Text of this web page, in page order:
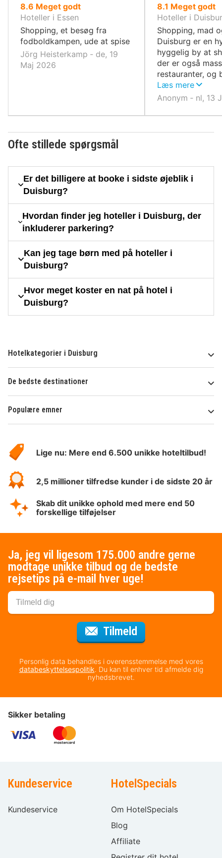
8.6 ud
af
10,
Meget godt
Hoteller i Essen
Shopping, et besøg fra
fodboldkampen, ude at spise
Jörg Heisterkamp ‐ de, 19
Maj 2026
8.1 ud
af
10,
Meget godt
Hoteller i
Shopping, mad
Duisburg er en
hyggelig by at
der er også
restauranter, og
du tage til
hurtigt taber
Læs mere
Anonym ‐ nl, 13
Ofte stillede spørgsmål
Er det billigere at booke i sidste øjeblik i
Duisburg?
Hvordan finder jeg hoteller i Duisburg, der
inkluderer parkering?
Kan jeg tage børn med på hoteller i
Duisburg?
Hvor meget koster en nat på hotel i
Duisburg?
Hotelkategorier i Duisburg
De bedste destinationer
Populære emner
HotelSpecials
Lige nu: Mere end 6.500 unikke hoteltilbud!
2,5 millioner tilfredse kunder i de sidste 20 år
Skab dit unikke ophold med mere end 50
forskellige tilføjelser
Ja, jeg vil ligesom 175.000 andre gerne
modtage unikke tilbud og de bedste
rejsetips på e-mail hver uge!
Tilmeld
Personlig data behandles i overensstemmelse med vores
databeskyttelsespolitik. Du kan til enhver tid afmelde dig
nyhedsbrevet.
Sikker betaling
Kundeservice
Kundeservice
HotelSpecials
Om HotelSpecials
Blog
Affiliate